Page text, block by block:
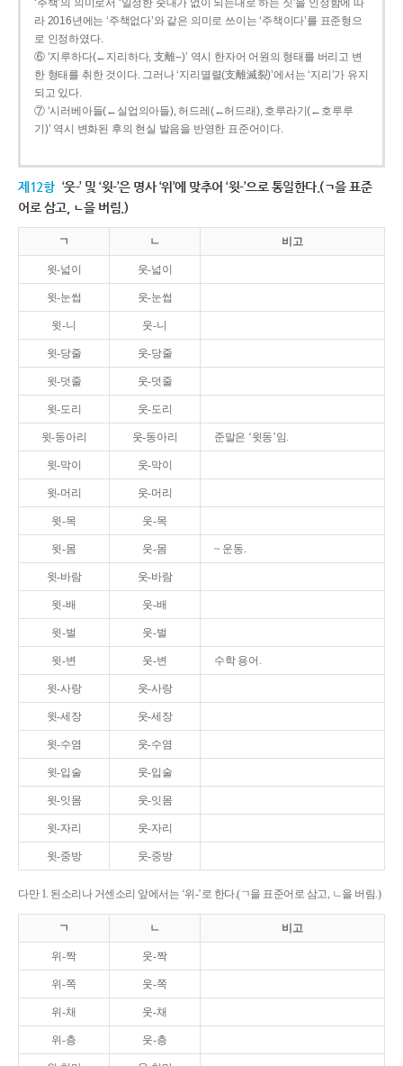
‘주책’의 의미로서 ‘일정한 줏대가 없이 되는대로 하는 짓’을 인정함에 따
라 2016년에는 ‘주책없다’와 같은 의미로 쓰이는 ‘주책이다’를 표준형으
로 인정하였다.
⑥ ‘지루하다(←지리하다, 支離--)’ 역시 한자어 어원의 형태를 버리고 변
한 형태를 취한 것이다. 그러나 ‘지리멸렬(支離滅裂)’에서는 ‘지리’가 유지
되고 있다.
⑦ ‘시러베아들(←실업의아들), 허드레(←허드래), 호루라기(←호루루
기)’ 역시 변화된 후의 현실 발음을 반영한 표준어이다.
제12항 ‘웃-’ 및 ‘윗-’은 명사 ‘위’에 맞추어 ‘윗-’으로 통일한다.(ㄱ을 표준
어로 삼고, ㄴ을 버림.)
ㄱ ㄴ 비고
윗-넓이 웃-넓이
윗-눈썹 웃-눈썹
윗-니 웃-니
윗-당줄 웃-당줄
윗-덧줄 웃-덧줄
윗-도리 웃-도리
윗-동아리 웃-동아리 준말은 ‘윗동’임.
윗-막이 웃-막이
윗-머리 웃-머리
윗-목 웃-목
윗-몸 웃-몸 ~ 운동.
윗-바람 웃-바람
윗-배 웃-배
윗-벌 웃-벌
윗-변 웃-변 수학 용어.
윗-사랑 웃-사랑
윗-세장 웃-세장
윗-수염 웃-수염
윗-입술 웃-입술
윗-잇몸 웃-잇몸
윗-자리 웃-자리
윗-중방 웃-중방
다만 1. 된소리나 거센소리 앞에서는 ‘위-’로 한다.(ㄱ을 표준어로 삼고, ㄴ을 버림.)
ㄱ ㄴ 비고
위-짝 웃-짝
위-쪽 웃-쪽
위-채 웃-채
위-층 웃-층